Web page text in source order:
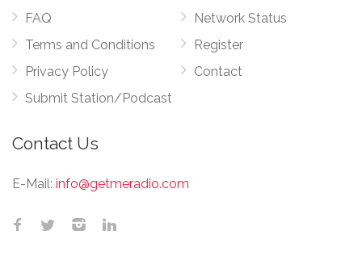
FAQ
Terms and Conditions
Privacy Policy
Submit Station/Podcast
Network Status
Register
Contact
Contact Us
E-Mail: info@getmeradio.com